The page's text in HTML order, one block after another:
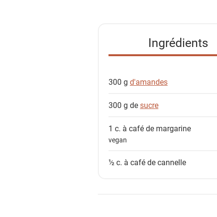
Ingrédients
300 g d'amandes
300 g desucre
1 c. à café de margarine
vegan
½ c. à café decannelle